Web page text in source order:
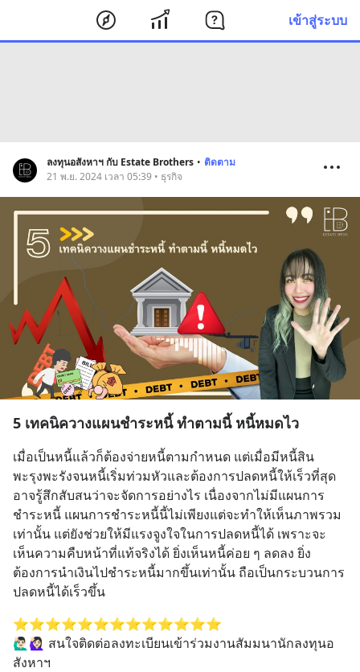
เข้าสู่ระบบ
ลงทุนอสังหาฯ กับ Estate Brothers • ติดตาม
21 พ.ย. 2024 เวลา 05:39 • ธุรกิจ
5 เทคนิควางแผนชำระหนี้ ทำตามนี้ หนี้หมดไว
เมื่อเป็นหนี้แล้วก็ต้องจ่ายหนี้ตามกำหนด แต่เมื่อมีหนี้สิน
พะรุงพะรังจนหนี้เริ่มท่วมหัวและต้องการปลดหนี้ให้เร็วที่สุด
อาจรู้สึกสับสนว่าจะจัดการอย่างไร เนื่องจากไม่มีแผนการ
ชำระหนี้ แผนการชำระหนี้นี้ไม่เพียงแต่จะทำให้เห็นภาพรวม
เท่านั้น แต่ยังช่วยให้มีแรงจูงใจในการปลดหนี้ได้ เพราะจะ
เห็นความคืบหน้าที่แท้จริงได้ ยิ่งเห็นหนี้ค่อย ๆ ลดลง ยิ่ง
ต้องการนำเงินไปชำระหนี้มากขึ้นเท่านั้น ถือเป็นกระบวนการ
ปลดหนี้ได้เร็วขึ้น
⭐️⭐️⭐️⭐️⭐️⭐️⭐️⭐️⭐️⭐️⭐️⭐️⭐️
🙋🏻‍♂️🙋🏻‍♀️ สนใจติดต่อลงทะเบียนเข้าร่วมงานสัมมนานักลงทุนอ
สังหาฯ